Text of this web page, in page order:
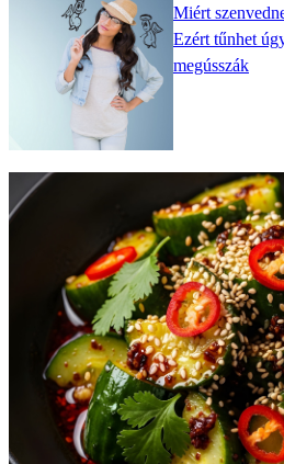
Miért
Ezért tűnhet
megússzák